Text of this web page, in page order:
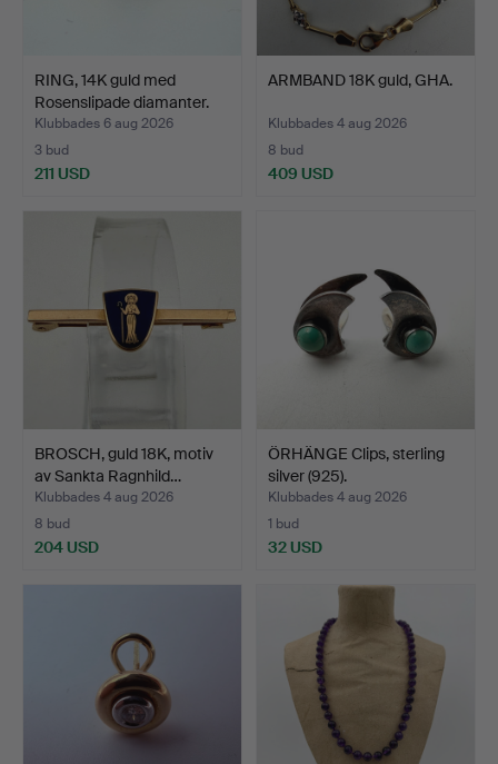
RING, 14K guld med
Rosenslipade diamanter.
Klubbades 6 aug 2026
3 bud
211 USD
ARMBAND 18K guld, GHA.
Klubbades 4 aug 2026
8 bud
409 USD
BROSCH, guld 18K, motiv
av Sankta Ragnhild…
Klubbades 4 aug 2026
8 bud
204 USD
ÖRHÄNGE Clips, sterling
silver (925).
Klubbades 4 aug 2026
1 bud
32 USD